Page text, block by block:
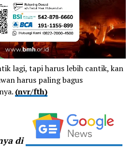
lagi, tapi harus lebih cantik, kan
harus paling bagus
(nvr/fth)
di